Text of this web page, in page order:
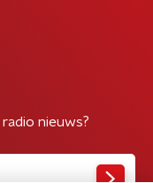
nieuws?